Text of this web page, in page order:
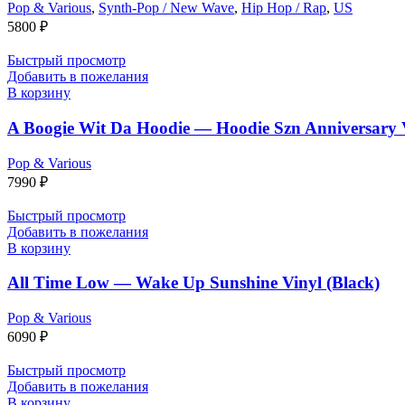
Pop & Various, Synth-Pop / New Wave, Hip Hop / Rap, US
5800 ₽
Быстрый просмотр
Добавить в пожелания
В корзину
A Boogie Wit Da Hoodie — Hoodie Szn Anniversary
Pop & Various
7990 ₽
Быстрый просмотр
Добавить в пожелания
В корзину
All Time Low — Wake Up Sunshine Vinyl (Black)
Pop & Various
6090 ₽
Быстрый просмотр
Добавить в пожелания